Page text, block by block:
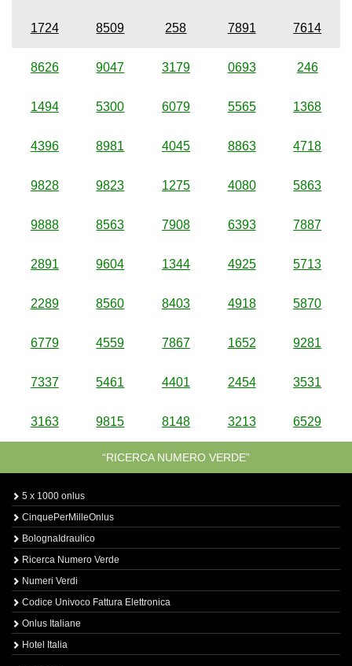
1724 8509 258 7891 7614
8626 9047 3179 0693 246
1494 5300 6079 5565 1368
4396 8981 4045 8863 4718
9828 9823 1275 4080 5863
9888 8563 7908 6393 7887
2891 9604 1344 4925 5713
2289 8560 8403 4918 5870
6779 4559 7867 1652 9281
7337 5461 4401 2454 3531
3163 9815 8148 3213 6529
“RICERCA NUMERO VERDE”
5 x 1000 onlus
CinquePerMilleOnlus
BolognaIdraulico
Ricerca Numero Verde
Numeri Verdi
Codice Univoco Fattura Elettronica
Onlus Italiane
Hotel Italia